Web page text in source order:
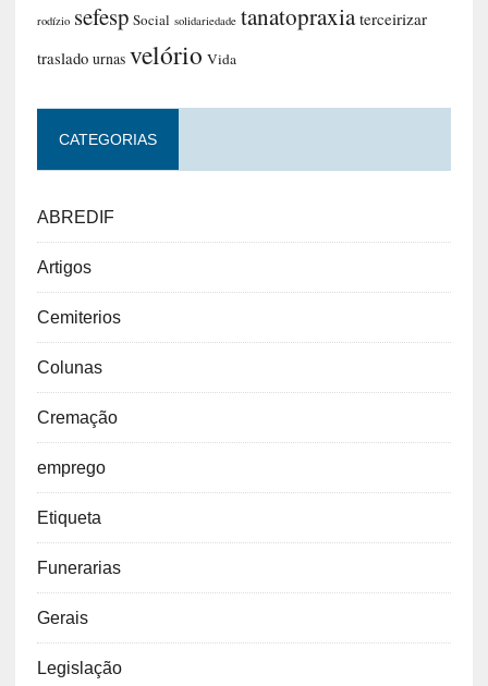
rodízio sefesp Social solidariedade tanatopraxia terceirizar
traslado urnas velório Vida
CATEGORIAS
ABREDIF
Artigos
Cemiterios
Colunas
Cremação
emprego
Etiqueta
Funerarias
Gerais
Legislação